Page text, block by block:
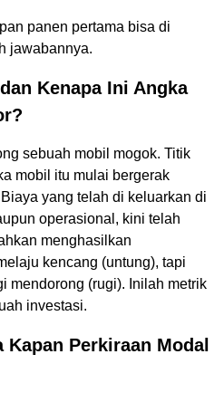
panen pertama bisa di
jawabannya.
Kenapa Ini Angka
sebuah mobil mogok. Titik
mobil itu mulai bergerak
yang telah di keluarkan di
operasional, kini telah
menghasilkan
kencang (untung), tapi
mendorong (rugi). Inilah metrik
investasi.
Perkiraan Modal